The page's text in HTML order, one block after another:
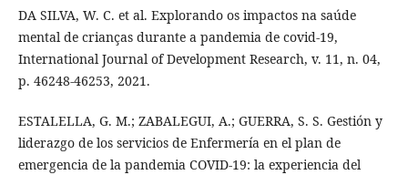
DA SILVA, W. C. et al. Explorando os impactos na saúde
mental de crianças durante a pandemia de covid-19,
International Journal of Development Research, v. 11, n. 04,
p. 46248-46253, 2021.
ESTALELLA, G. M.; ZABALEGUI, A.; GUERRA, S. S. Gestión y
liderazgo de los servicios de Enfermería en el plan de
emergencia de la pandemia COVID-19: la experiencia del